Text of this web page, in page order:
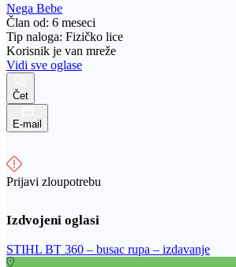
Nega Bebe
Član od: 6 meseci
Tip naloga: Fizičko lice
Korisnik je van mreže
Vidi sve oglase
Čet
E-mail
Prijavi zloupotrebu
STIHL BT 360 – busac rupa – izdavanje